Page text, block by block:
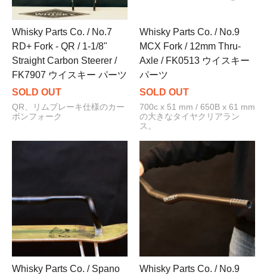
Whisky Parts Co. / No.7
RD+ Fork - QR / 1-1/8"
Straight Carbon Steerer /
FK7907 ウイスキー パーツ
SOLD OUT
QR、リムブレーキ仕様のカー
ボンフォーク
Whisky Parts Co. / No.9
MCX Fork / 12mm Thru-
Axle / FK0513 ウイスキー
パーツ
SOLD OUT
700c x 51 mm / 650B x 61 mm
の大きなタイヤクリアラン
ス。
Whisky Parts Co. / Spano
Whisky Parts Co. / No.9